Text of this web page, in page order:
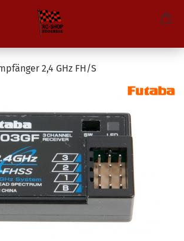
2,4 GHz FH/S